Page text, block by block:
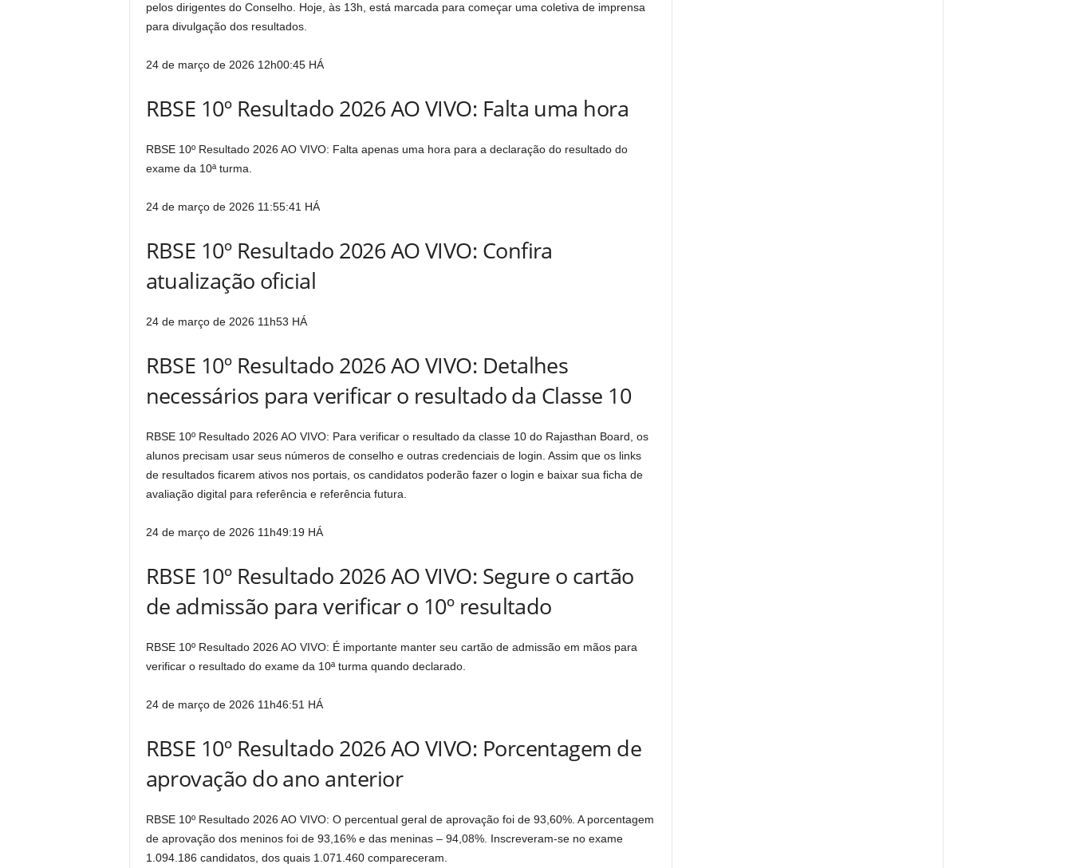
pelos dirigentes do Conselho. Hoje, às 13h, está marcada para começar uma coletiva de imprensa
para divulgação dos resultados.
24 de março de 2026 12h00:45HÁ
RBSE 10º Resultado 2026 AO VIVO: Falta uma hora
RBSE 10º Resultado 2026 AO VIVO: Falta apenas uma hora para a declaração do resultado do
exame da 10ª turma.
24 de março de 2026 11:55:41HÁ
RBSE 10º Resultado 2026 AO VIVO: Confira
atualização oficial
24 de março de 2026 11h53 HÁ
RBSE 10º Resultado 2026 AO VIVO: Detalhes
necessários para verificar o resultado da Classe 10
RBSE 10º Resultado 2026 AO VIVO: Para verificar o resultado da classe 10 do Rajasthan Board, os
alunos precisam usar seus números de conselho e outras credenciais de login. Assim que os links
de resultados ficarem ativos nos portais, os candidatos poderão fazer o login e baixar sua ficha de
avaliação digital para referência e referência futura.
24 de março de 2026 11h49:19HÁ
RBSE 10º Resultado 2026 AO VIVO: Segure o cartão
de admissão para verificar o 10º resultado
RBSE 10º Resultado 2026 AO VIVO: É importante manter seu cartão de admissão em mãos para
verificar o resultado do exame da 10ª turma quando declarado.
24 de março de 2026 11h46:51HÁ
RBSE 10º Resultado 2026 AO VIVO: Porcentagem de
aprovação do ano anterior
RBSE 10º Resultado 2026 AO VIVO: O percentual geral de aprovação foi de 93,60%. A porcentagem
de aprovação dos meninos foi de 93,16% e das meninas – 94,08%. Inscreveram-se no exame
1.094.186 candidatos, dos quais 1.071.460 compareceram.